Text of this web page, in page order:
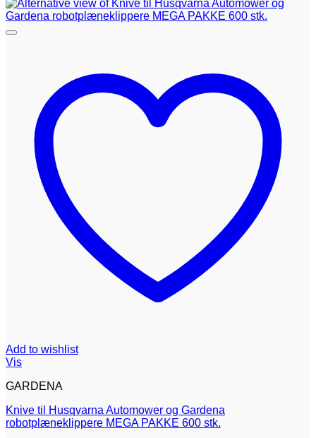
Add to wishlist
Vis
GARDENA
Knive til Husqvarna Automower og Gardena
robotplæneklippere MEGA PAKKE 600 stk.